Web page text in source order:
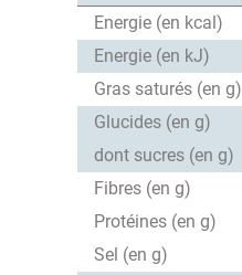
Energie (en kcal)
Energie (en kJ)
Gras saturés (en g)
Glucides (en g)
dont sucres (en g)
Fibres (en g)
Protéines (en g)
Sel (en g)